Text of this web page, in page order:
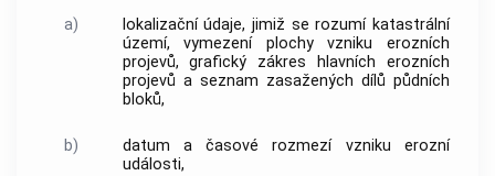
a)
lokalizační údaje, jimiž se rozumí katastrální
území, vymezení plochy vzniku erozních
projevů, grafický zákres hlavních erozních
projevů a seznam zasažených dílů půdních
bloků,
b)
datum a časové rozmezí vzniku erozní
události,